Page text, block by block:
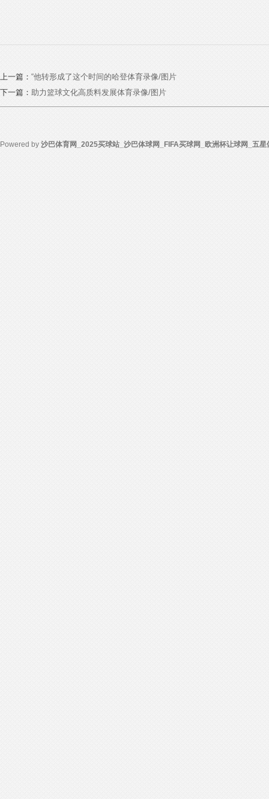
上一篇： “他转形成了这个时间的哈登体育录像/图片
下一篇： 助力篮球文化高质料发展体育录像/图片
Powered by 沙巴体育网_2025买球站_沙巴体球网_FIFA买球网_欧洲杯让球网_五